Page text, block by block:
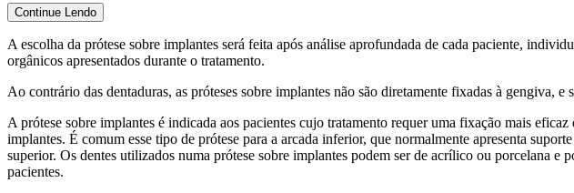
Continue Lendo
A escolha da prótese sobre implantes será feita após análise aprofundada de cada paciente,
orgânicos apresentados durante o tratamento.
Ao contrário das dentaduras, as próteses sobre implantes não são diretamente fixadas à gengiva,
A prótese sobre implantes é indicada aos pacientes cujo tratamento requer uma fixação mais
implantes. É comum esse tipo de prótese para a arcada inferior, que normalmente apresenta
superior. Os dentes utilizados numa prótese sobre implantes podem ser de acrílico ou porcelana
pacientes.